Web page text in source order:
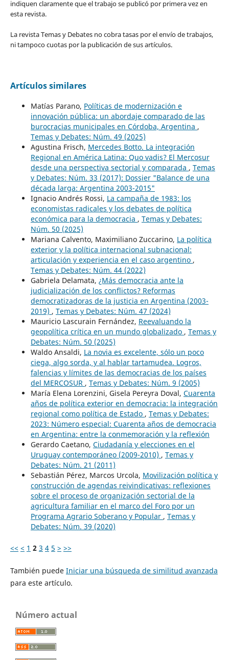
indiquen claramente que el trabajo se publicó por primera vez en
esta revista.
La revista Temas y Debates no cobra tasas por el envío de trabajos,
ni tampoco cuotas por la publicación de sus artículos.
Artículos similares
Matías Parano, Políticas de modernización e
innovación pública: un abordaje comparado de las
burocracias municipales en Córdoba, Argentina ,
Temas y Debates: Núm. 49 (2025)
Agustina Frisch, Mercedes Botto. La integración
Regional en América Latina: Quo vadis? El Mercosur
desde una perspectiva sectorial y comparada , Temas
y Debates: Núm. 33 (2017): Dossier "Balance de una
década larga: Argentina 2003-2015"
Ignacio Andrés Rossi, La campaña de 1983: los
economistas radicales y los debates de política
económica para la democracia , Temas y Debates:
Núm. 50 (2025)
Mariana Calvento, Maximiliano Zuccarino, La política
exterior y la política internacional subnacional:
articulación y experiencia en el caso argentino ,
Temas y Debates: Núm. 44 (2022)
Gabriela Delamata, ¿Más democracia ante la
judicialización de los conflictos? Reformas
democratizadoras de la justicia en Argentina (2003-
2019) , Temas y Debates: Núm. 47 (2024)
Mauricio Lascurain Fernández, Reevaluando la
geopolítica crítica en un mundo globalizado , Temas y
Debates: Núm. 50 (2025)
Waldo Ansaldi, La novia es excelente, sólo un poco
ciega, algo sorda, y al hablar tartamudea. Logros,
falencias y límites de las democracias de los países
del MERCOSUR , Temas y Debates: Núm. 9 (2005)
María Elena Lorenzini, Gisela Pereyra Doval, Cuarenta
años de política exterior en democracia: la integración
regional como política de Estado , Temas y Debates:
2023: Número especial: Cuarenta años de democracia
en Argentina: entre la conmemoración y la reflexión
Gerardo Caetano, Ciudadanía y elecciones en el
Uruguay contemporáneo (2009-2010) , Temas y
Debates: Núm. 21 (2011)
Sebastián Pérez, Marcos Urcola, Movilización política y
construcción de agendas reivindicativas: reflexiones
sobre el proceso de organización sectorial de la
agricultura familiar en el marco del Foro por un
Programa Agrario Soberano y Popular , Temas y
Debates: Núm. 39 (2020)
<< < 1 2 3 4 5 > >>
También puede Iniciar una búsqueda de similitud avanzada
para este artículo.
Número actual